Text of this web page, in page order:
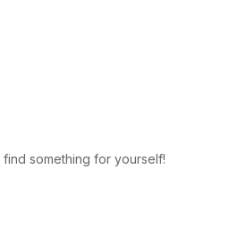
something for yourself!